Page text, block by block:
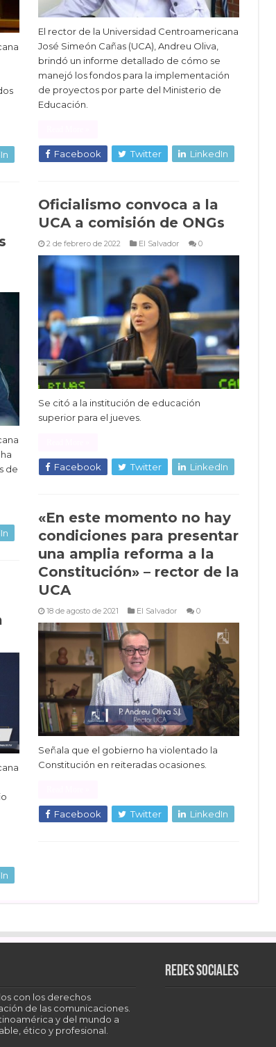
El rector de la Universidad Centroamericana
José Simeón Cañas (UCA), Andreu Oliva,
brindó un informe detallado de cómo se
manejó los fondos para la implementación
de proyectos por parte del Ministerio de
Educación.
Facebook Twitter LinkedIn
Oficialismo convoca a la
UCA a comisión de ONGs
2 de febrero de 2022 El Salvador 0
Se citó a la institución de educación
superior para el jueves.
Facebook Twitter LinkedIn
de
«En este momento no hay
condiciones para presentar
una amplia reforma a la
Constitución» – rector de la
UCA
18 de agosto de 2021 El Salvador 0
Señala que el gobierno ha violentado la
Constitución en reiteradas ocasiones.
Facebook Twitter LinkedIn
con los derechos
de las comunicaciones.
y del mundo a
ético y profesional.
Redes sociales